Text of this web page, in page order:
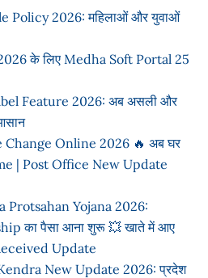
Policy 2026: महिलाओं और युवाओं
2026 के लिए Medha Soft Portal 25
Feature 2026: अब असली और
Online 2026 🔥 अब घर
| Post Office New Update
Yojana 2026:
का पैसा आना शुरू 💥 खाते में आए
Update
New Update 2026: प्रदेश